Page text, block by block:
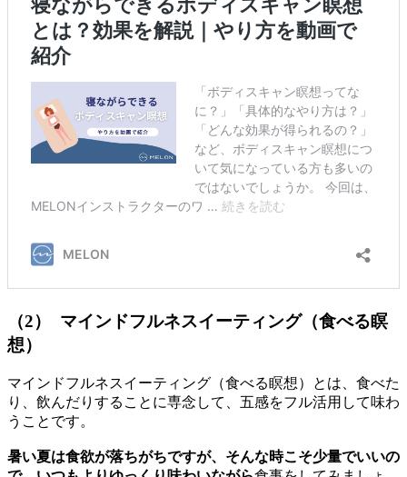
（2） マインドフルネスイーティング（食べる瞑
想）
マインドフルネスイーティング（食べる瞑想）とは、食べた
り、飲んだりすることに専念して、五感をフル活用して味わ
うことです。
暑い夏は食欲が落ちがちですが、そんな時こそ少量でいいの